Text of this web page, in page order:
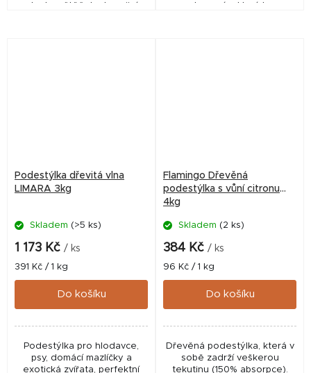
ptactvo, štěňata, terarijní
chovaná v klecích.
Podestýlka dřevitá vlna
LIMARA 3kg
Skladem (>5 ks)
1 173 Kč / ks
Měrná
cena:
391 Kč / 1 kg
Do košíku
Podestýlka pro hlodavce,
psy, domácí mazlíčky a
exotická zvířata, perfektní
Flamingo Dřevěná
podestýlka s vůní citronu
4kg
Skladem (2 ks)
384 Kč / ks
Měrná
cena:
96 Kč / 1 kg
Do košíku
Dřevěná podestýlka, která v
sobě zadrží veškerou
tekutinu (150% absorpce).